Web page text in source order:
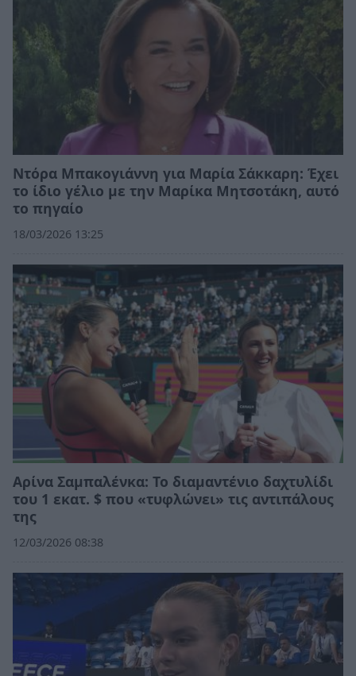
Ντόρα Μπακογιάννη για Μαρία Σάκκαρη: Έχει
το ίδιο γέλιο με την Μαρίκα Μητσοτάκη, αυτό
το πηγαίο
18/03/2026 13:25
Αρίνα Σαμπαλένκα: Το διαμαντένιο δαχτυλίδι
του 1 εκατ. $ που «τυφλώνει» τις αντιπάλους
της
12/03/2026 08:38